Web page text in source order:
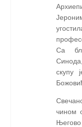
Са
скупу
чином